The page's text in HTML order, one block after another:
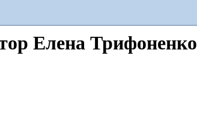
Елена Трифоненко